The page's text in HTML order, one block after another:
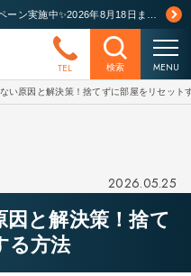
TEL 検索 MENU
い原因と解決策！捨てずに部屋をリセット
2026.05.25
と解決策！捨て
る方法